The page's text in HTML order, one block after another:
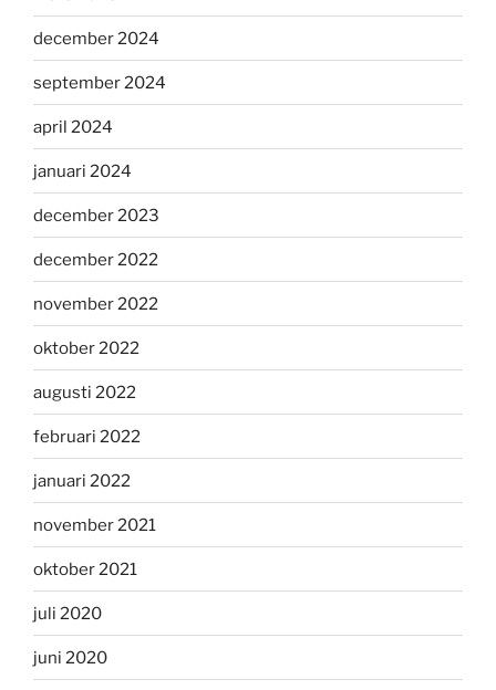
december 2024
september 2024
april 2024
januari 2024
december 2023
december 2022
november 2022
oktober 2022
augusti 2022
februari 2022
januari 2022
november 2021
oktober 2021
juli 2020
juni 2020